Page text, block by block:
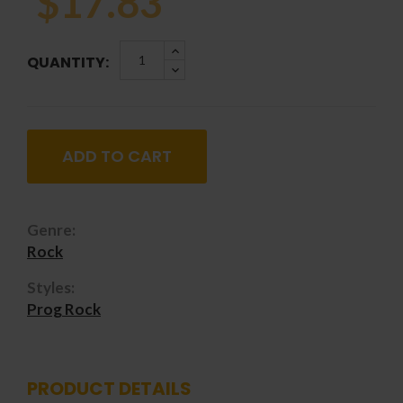
QUANTITY:
ADD TO CART
Genre:
Rock
Styles:
Prog Rock
PRODUCT DETAILS